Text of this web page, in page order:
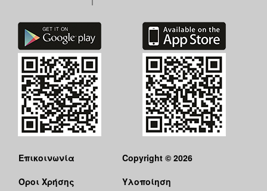
Επικοινωνία
Όροι Χρήσης
Copyright © 2026
Υλοποίηση